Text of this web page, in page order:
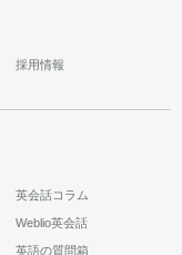
採用情報
英会話コラム
Weblio英会話
英語の質問箱